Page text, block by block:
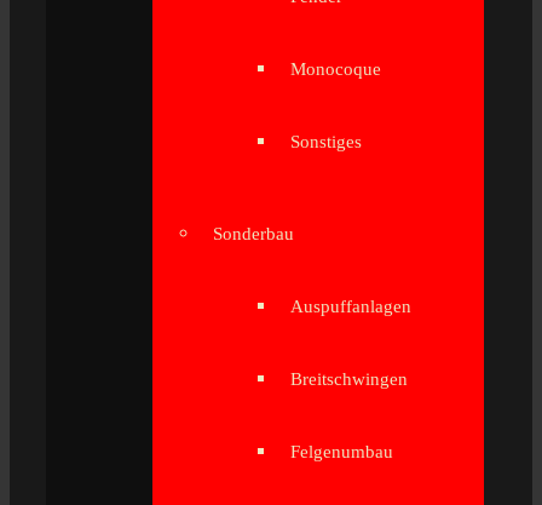
Monocoque
Sonstiges
Sonderbau
Auspuffanlagen
Breitschwingen
Felgenumbau